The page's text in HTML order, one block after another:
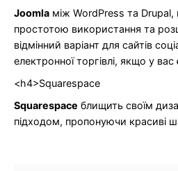
Joomla між WordPress та
простотою використання та
відмінний варіант для сайтів
електронної торгівлі, якщо у вас
<h4>Squarespace
Squarespace блищить своїм
підходом, пропонуючи красиві